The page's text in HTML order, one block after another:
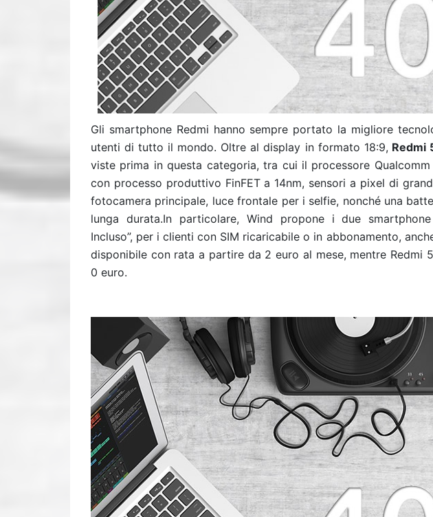
Gli smartphone Redmi hanno sempre portato la migliore
utenti di tutto il mondo. Oltre al display in formato 18:9, Redmi
viste prima in questa categoria, tra cui il processore
con processo produttivo FinFET a 14nm, sensori a pixel di
fotocamera principale, luce frontale per i selfie, nonché una
lunga durata.In particolare, Wind propone i due
Incluso”, per i clienti con SIM ricaricabile o in abbonamento,
disponibile con rata a partire da 2 euro al mese, mentre Redmi
0 euro.